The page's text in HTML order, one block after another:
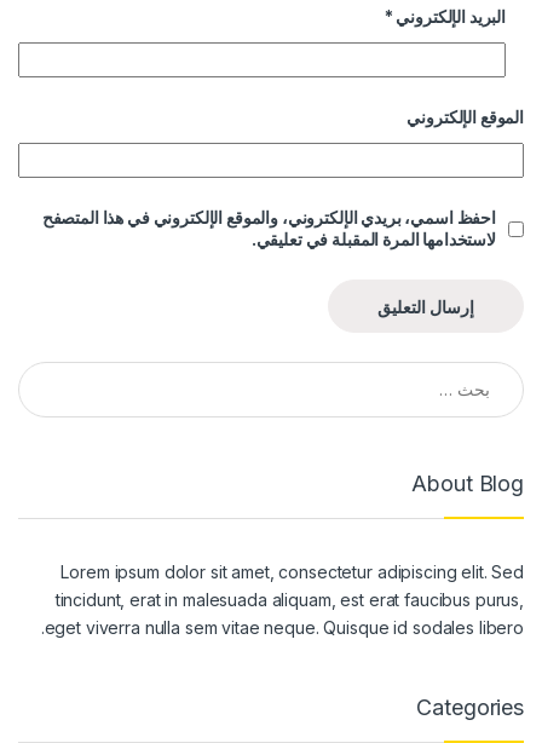
البريد الإلكتروني *
الموقع الإلكتروني
احفظ اسمي، بريدي الإلكتروني، والموقع الإلكتروني في هذا المتصفح
لاستخدامها المرة المقبلة في تعليقي.
البحث عن:
About Blog
Lorem ipsum dolor sit amet, consectetur adipiscing elit. Sed
tincidunt, erat in malesuada aliquam, est erat faucibus purus,
eget viverra nulla sem vitae neque. Quisque id sodales libero.
Categories